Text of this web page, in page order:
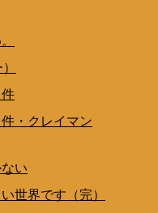
・クレイマン
い
世界です（完）